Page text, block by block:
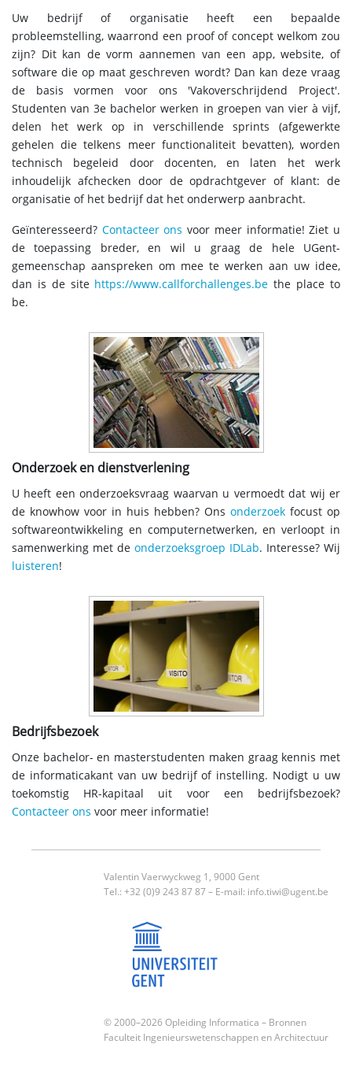
Uw bedrijf of organisatie heeft een bepaalde
probleemstelling, waarrond een proof of concept welkom zou
zijn? Dit kan de vorm aannemen van een app, website, of
software die op maat geschreven wordt? Dan kan deze vraag
de basis vormen voor ons 'Vakoverschrijdend Project'.
Studenten van 3e bachelor werken in groepen van vier à vijf,
delen het werk op in verschillende sprints (afgewerkte
gehelen die telkens meer functionaliteit bevatten), worden
technisch begeleid door docenten, en laten het werk
inhoudelijk afchecken door de opdrachtgever of klant: de
organisatie of het bedrijf dat het onderwerp aanbracht.
Geïnteresseerd? Contacteer ons voor meer informatie! Ziet u
de toepassing breder, en wil u graag de hele UGent-
gemeenschap aanspreken om mee te werken aan uw idee,
dan is de site https://www.callforchallenges.be the place to
be.
Onderzoek en dienstverlening
U heeft een onderzoeksvraag waarvan u vermoedt dat wij er
de knowhow voor in huis hebben? Ons onderzoek focust op
softwareontwikkeling en computernetwerken, en verloopt in
samenwerking met de onderzoeksgroep IDLab. Interesse? Wij
luisteren!
Bedrijfsbezoek
Onze bachelor- en masterstudenten maken graag kennis met
de informaticakant van uw bedrijf of instelling. Nodigt u uw
toekomstig HR-kapitaal uit voor een bedrijfsbezoek?
Contacteer ons voor meer informatie!
Valentin Vaerwyckweg 1, 9000 Gent
Tel.: +32 (0)9 243 87 87 – E-mail: info.tiwi@ugent.be
© 2000–2026 Opleiding Informatica – Bronnen
Faculteit Ingenieurswetenschappen en Architectuur